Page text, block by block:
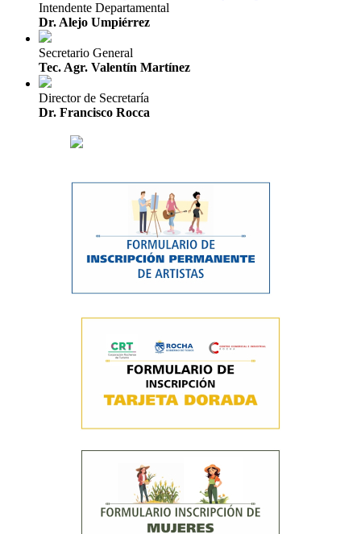
Intendente Departamental
Dr. Alejo Umpiérrez
Secretario General
Tec. Agr. Valentín Martínez
Director de Secretaría
Dr. Francisco Rocca